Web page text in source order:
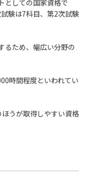
としての国家資格で
験は7科目、第2次試験
るため、幅広い分野の
時間程度といわれてい
うが取得しやすい資格